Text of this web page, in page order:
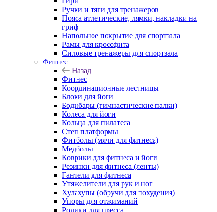
Ручки и тяги для тренажеров
Пояса атлетические, лямки, накладки на
гриф
Напольное покрытие для спортзала
Рамы для кроссфита
Силовые тренажеры для спортзала
Фитнес
Назад
Фитнес
Координационные лестницы
Блоки для йоги
Бодибары (гимнастические палки)
Колеса для йоги
Кольца для пилатеса
Степ платформы
Фитболы (мячи для фитнеса)
Медболы
Коврики для фитнеса и йоги
Резинки для фитнеса (ленты)
Гантели для фитнеса
Утяжелители для рук и ног
Хулахупы (обручи для похудения)
Упоры для отжиманий
Ролики для пресса